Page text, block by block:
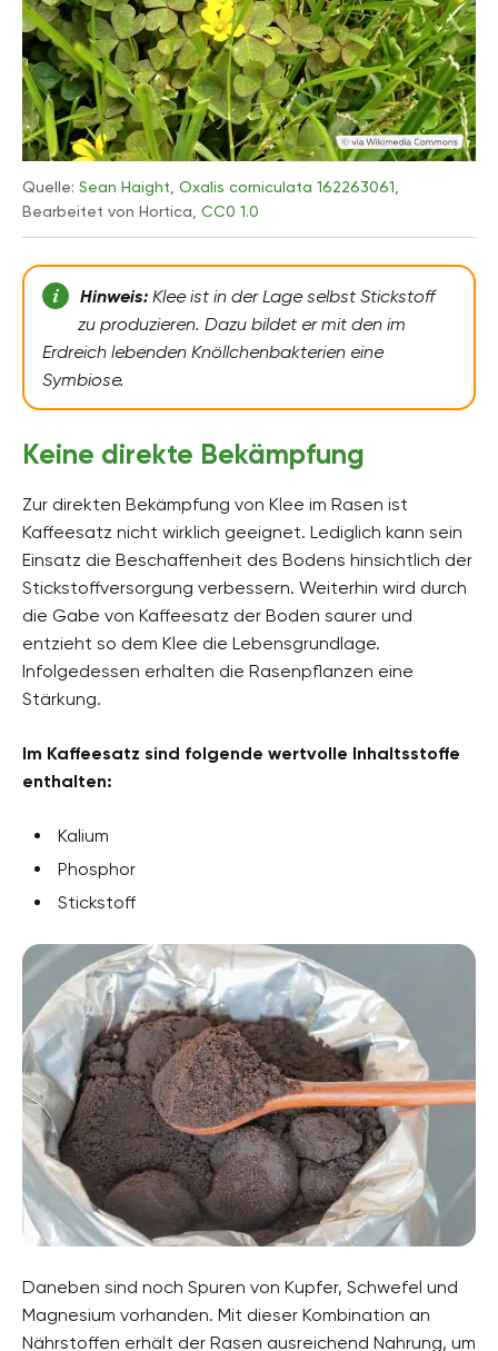
Quelle: Sean Haight Oxalis corniculata 162263061
Bearbeitet von Hortica, CC0 1.0
Hinweis:Klee ist in der Lage selbst Stickstoff
zu produzieren. Dazu bildet er mit den im
Erdreich lebenden Knöllchenbakterien eine
Symbiose.
Keine direkte Bekämpfung
Zur direkten Bekämpfung von Klee im Rasen ist
Kaffeesatz nicht wirklich geeignet. Lediglich kann sein
Einsatz die Beschaffenheit des Bodens hinsichtlich der
Stickstoffversorgung verbessern. Weiterhin wird durch
die Gabe von Kaffeesatz der Boden saurer und
entzieht so dem Klee die Lebensgrundlage.
Infolgedessen erhalten die Rasenpflanzen eine
Stärkung.
Im Kaffeesatz sind folgende wertvolle Inhaltsstoffe
enthalten:
Kalium
Phosphor
Stickstoff
Daneben sind noch Spuren von Kupfer, Schwefel und
Magnesium vorhanden. Mit dieser Kombination an
Nährstoffen erhält der Rasen ausreichend Nahrung, um